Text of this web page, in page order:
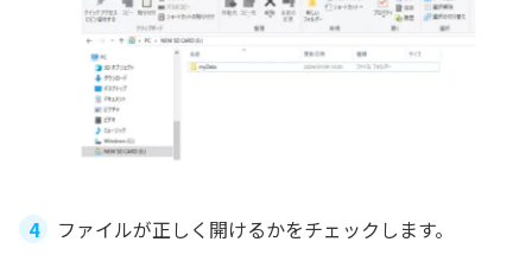
ファイルが正しく開けるかをチェックします。